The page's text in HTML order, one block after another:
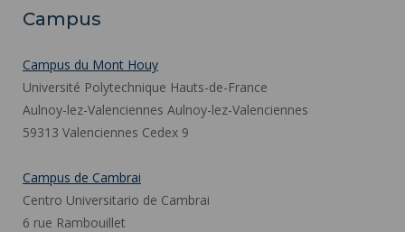
Campus
Campus du Mont Houy
Université Polytechnique Hauts-de-France
Aulnoy-lez-Valenciennes Aulnoy-lez-Valenciennes
59313 Valenciennes Cedex 9
Campus de Cambrai
Centro Universitario de Cambrai
6 rue Rambouillet